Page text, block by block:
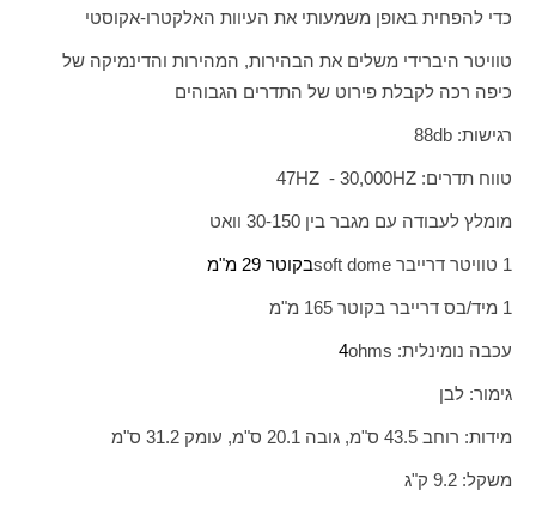
כדי להפחית באופן משמעותי את העיוות האלקטרו-אקוסטי
טוויטר היברידי משלים את הבהירות, המהירות והדינמיקה של
כיפה רכה לקבלת פירוט של התדרים הגבוהים
רגישות: db
88
טווח תדרים: HZ
30,000 -
HZ
47
מומלץ לעבודה עם מגבר בין 30-150 וואט
1 טוויטר דרייבר soft domeבקוטר 29 מ"מ
1 מיד/בס דרייבר בקוטר 165 מ"מ
עכבה נומינלית: ohms
4
גימור: לבן
מידות: רוחב 43.5 ס"מ, גובה 20.1 ס"מ, עומק 31.2 ס"מ
משקל: 9.2 ק"ג